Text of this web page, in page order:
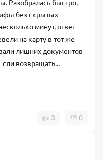
Разобралась быстро,
без скрытых
минут, ответ
на карту в тот же
лишних документов
возвращать...
👍 3 👎 0